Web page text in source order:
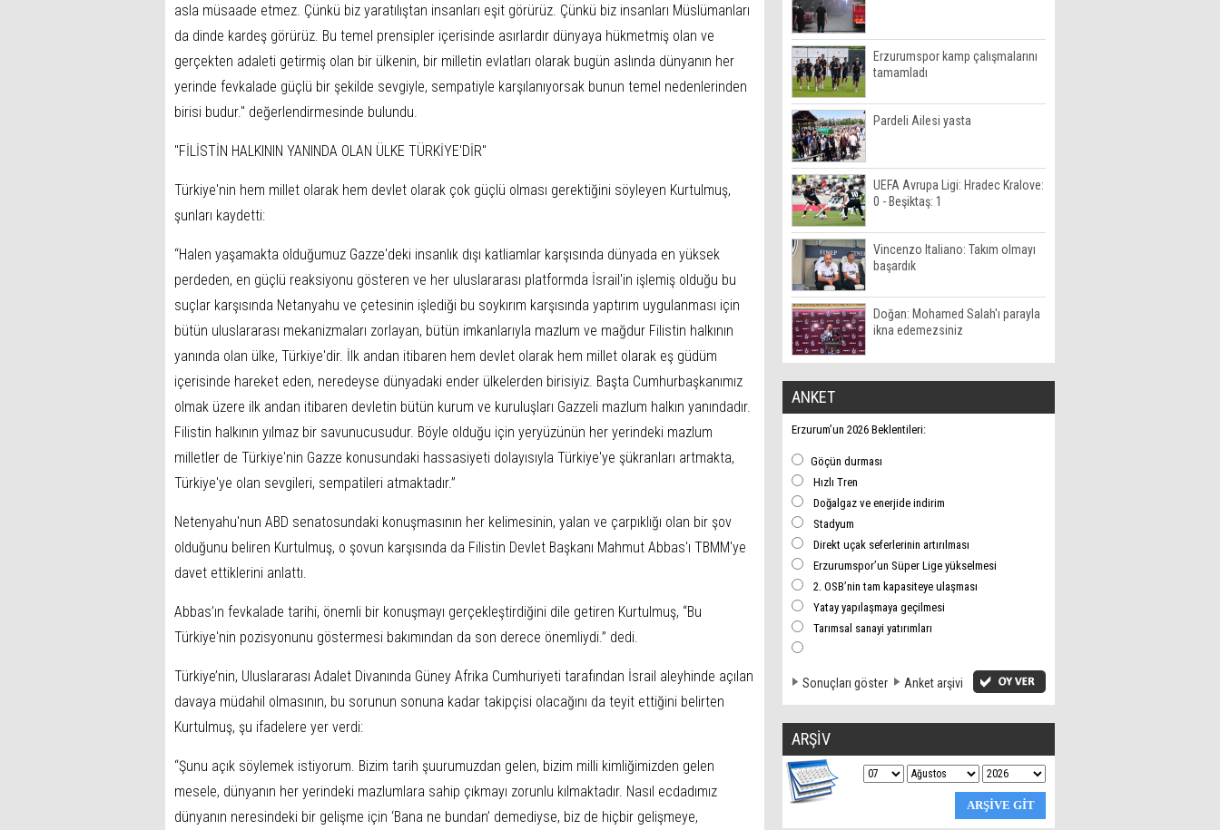
asla müsaade etmez. Çünkü biz yaratılıştan insanları eşit görürüz. Çünkü biz insanları Müslümanları
da dinde kardeş görürüz. Bu temel prensipler içerisinde asırlardır dünyaya hükmetmiş olan ve
gerçekten adaleti getirmiş olan bir ülkenin, bir milletin evlatları olarak bugün aslında dünyanın her
yerinde fevkalade güçlü bir şekilde sevgiyle, sempatiyle karşılanıyorsak bunun temel nedenlerinden
birisi budur." değerlendirmesinde bulundu.
"FİLİSTİN HALKININ YANINDA OLAN ÜLKE TÜRKİYE'DİR"
Türkiye'nin hem millet olarak hem devlet olarak çok güçlü olması gerektiğini söyleyen Kurtulmuş,
şunları kaydetti:
“Halen yaşamakta olduğumuz Gazze'deki insanlık dışı katliamlar karşısında dünyada en yüksek
perdeden, en güçlü reaksiyonu gösteren ve her uluslararası platformda İsrail'in işlemiş olduğu bu
suçlar karşısında Netanyahu ve çetesinin işlediği bu soykırım karşısında yaptırım uygulanması için
bütün uluslararası mekanizmaları zorlayan, bütün imkanlarıyla mazlum ve mağdur Filistin halkının
yanında olan ülke, Türkiye'dir. İlk andan itibaren hem devlet olarak hem millet olarak eş güdüm
içerisinde hareket eden, neredeyse dünyadaki ender ülkelerden birisiyiz. Başta Cumhurbaşkanımız
olmak üzere ilk andan itibaren devletin bütün kurum ve kuruluşları Gazzeli mazlum halkın yanındadır.
Filistin halkının yılmaz bir savunucusudur. Böyle olduğu için yeryüzünün her yerindeki mazlum
milletler de Türkiye'nin Gazze konusundaki hassasiyeti dolayısıyla Türkiye'ye şükranları artmakta,
Türkiye'ye olan sevgileri, sempatileri atmaktadır.”
Netenyahu'nun ABD senatosundaki konuşmasının her kelimesinin, yalan ve çarpıklığı olan bir şov
olduğunu beliren Kurtulmuş, o şovun karşısında da Filistin Devlet Başkanı Mahmut Abbas'ı TBMM'ye
davet ettiklerini anlattı.
Abbas’ın fevkalade tarihi, önemli bir konuşmayı gerçekleştirdiğini dile getiren Kurtulmuş, “Bu
Türkiye'nin pozisyonunu göstermesi bakımından da son derece önemliydi.” dedi.
Türkiye’nin, Uluslararası Adalet Divanında Güney Afrika Cumhuriyeti tarafından İsrail aleyhinde açılan
davaya müdahil olmasının, bu sorunun sonuna kadar takipçisi olacağını da teyit ettiğini belirten
Kurtulmuş, şu ifadelere yer verdi:
“Şunu açık söylemek istiyorum. Bizim tarih şuurumuzdan gelen, bizim milli kimliğimizden gelen
mesele, dünyanın her yerindeki mazlumlara sahip çıkmayı zorunlu kılmaktadır. Nasıl ecdadımız
dünyanın neresindeki bir gelişme için ‘Bana ne bundan’ demediyse, biz de hiçbir gelişmeye,
Erzurumspor kamp çalışmalarını
tamamladı
Pardeli Ailesi yasta
UEFA Avrupa Ligi: Hradec Kralove:
0 - Beşiktaş: 1
Vincenzo Italiano: Takım olmayı
başardık
Doğan: Mohamed Salah'ı parayla
ikna edemezsiniz
ANKET
Erzurum’un 2026 Beklentileri:
Göçün durması
Hızlı Tren
Doğalgaz ve enerjide indirim
Stadyum
Direkt uçak seferlerinin artırılması
Erzurumspor’un Süper Lige yükselmesi
2. OSB’nin tam kapasiteye ulaşması
Yatay yapılaşmaya geçilmesi
Tarımsal sanayi yatırımları
Sonuçları göster Anket arşivi
ARŞİV